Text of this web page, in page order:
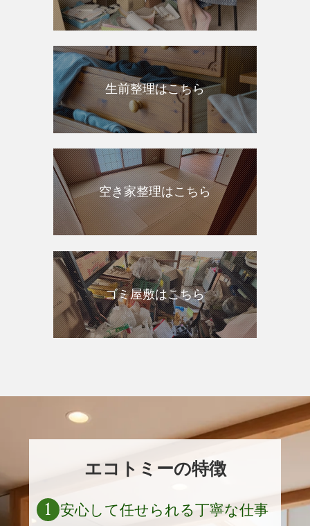
生前整理はこちら
空き家整理はこちら
ゴミ屋敷はこちら
エコトミーの特徴
安心して任せられる丁寧な仕事
1